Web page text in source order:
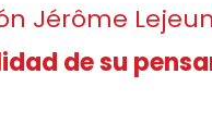
Jérôme
de su